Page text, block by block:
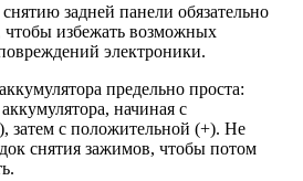
задней панели обязательно
чтобы избежать возможных
электроники.
предельно проста:
начиная с
затем с положительной (+). Не
снятия зажимов, чтобы потом